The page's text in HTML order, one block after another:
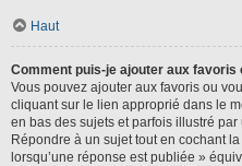
Haut
Comment puis-je ajouter aux favoris
Vous pouvez ajouter aux favoris ou
cliquant sur le lien approprié dans le
en bas des sujets et parfois illustré par
Répondre à un sujet tout en cochant
lorsqu’une réponse est publiée »